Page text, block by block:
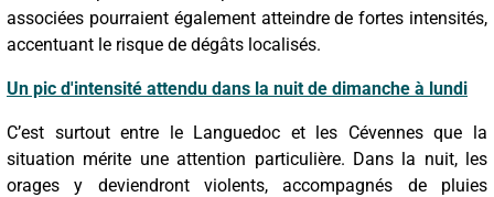
associées pourraient également atteindre de fortes intensités,
accentuant le risque de dégâts localisés.
Un pic d'intensité attendu dans la nuit de dimanche à lundi
C’est surtout entre le Languedoc et les Cévennes que la
situation mérite une attention particulière. Dans la nuit, les
orages y deviendront violents, accompagnés de pluies